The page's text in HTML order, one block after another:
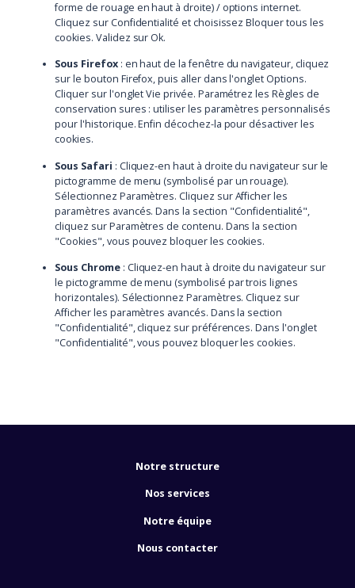
forme de rouage en haut à droite) / options internet.
Cliquez sur Confidentialité et choisissez Bloquer tous les
cookies. Validez sur Ok.
Sous Firefox: en haut de la fenêtre du navigateur, cliquez
sur le bouton Firefox, puis aller dans l'onglet Options.
Cliquer sur l'onglet Vie privée. Paramétrez les Règles de
conservation sures : utiliser les paramètres personnalisés
pour l'historique. Enfin décochez-la pour désactiver les
cookies.
Sous Safari : Cliquez-en haut à droite du navigateur sur le
pictogramme de menu (symbolisé par un rouage).
Sélectionnez Paramètres. Cliquez sur Afficher les
paramètres avancés. Dans la section "Confidentialité",
cliquez sur Paramètres de contenu. Dans la section
"Cookies", vous pouvez bloquer les cookies.
Sous Chrome: Cliquez-en haut à droite du navigateur sur
le pictogramme de menu (symbolisé par trois lignes
horizontales). Sélectionnez Paramètres. Cliquez sur
Afficher les paramètres avancés. Dans la section
"Confidentialité", cliquez sur préférences. Dans l'onglet
"Confidentialité", vous pouvez bloquer les cookies.
Notre structure
Nos services
Notre équipe
Nous contacter